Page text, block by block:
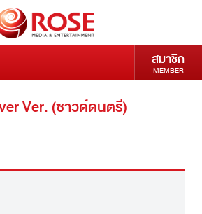
สมาชิก
MEMBER
Ver. (ซาวด์ดนตรี)